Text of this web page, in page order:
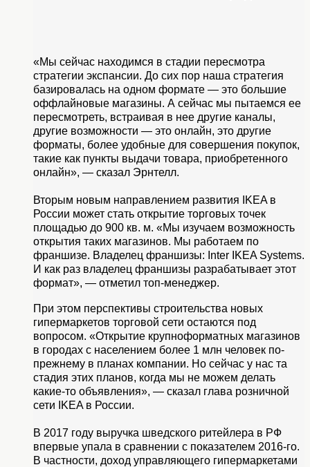
«Мы сейчас находимся в стадии пересмотра
стратегии экспансии. До сих пор наша стратегия
базировалась на одном формате — это большие
оффлайновые магазины. А сейчас мы пытаемся ее
пересмотреть, встраивая в нее другие каналы,
другие возможности — это онлайн, это другие
форматы, более удобные для совершения покупок,
такие как пункты выдачи товара, приобретенного
онлайн», — сказал Эрнтелл.
Вторым новым направлением развития IKEA в
России может стать открытие торговых точек
площадью до 900 кв. м. «Мы изучаем возможность
открытия таких магазинов. Мы работаем по
франшизе. Владелец франшизы: Inter IKEA Systems.
И как раз владелец франшизы разрабатывает этот
формат», — отметил топ-менеджер.
При этом перспективы строительства новых
гипермаркетов торговой сети остаются под
вопросом. «Открытие крупноформатных магазинов
в городах с населением более 1 млн человек по-
прежнему в планах компании. Но сейчас у нас та
стадия этих планов, когда мы не можем делать
какие-то объявления», — сказал глава розничной
сети IKEA в России.
В 2017 году выручка шведского ритейлера в РФ
впервые упала в сравнении с показателем 2016-го.
В частности, доход управляющего гипермаркетами